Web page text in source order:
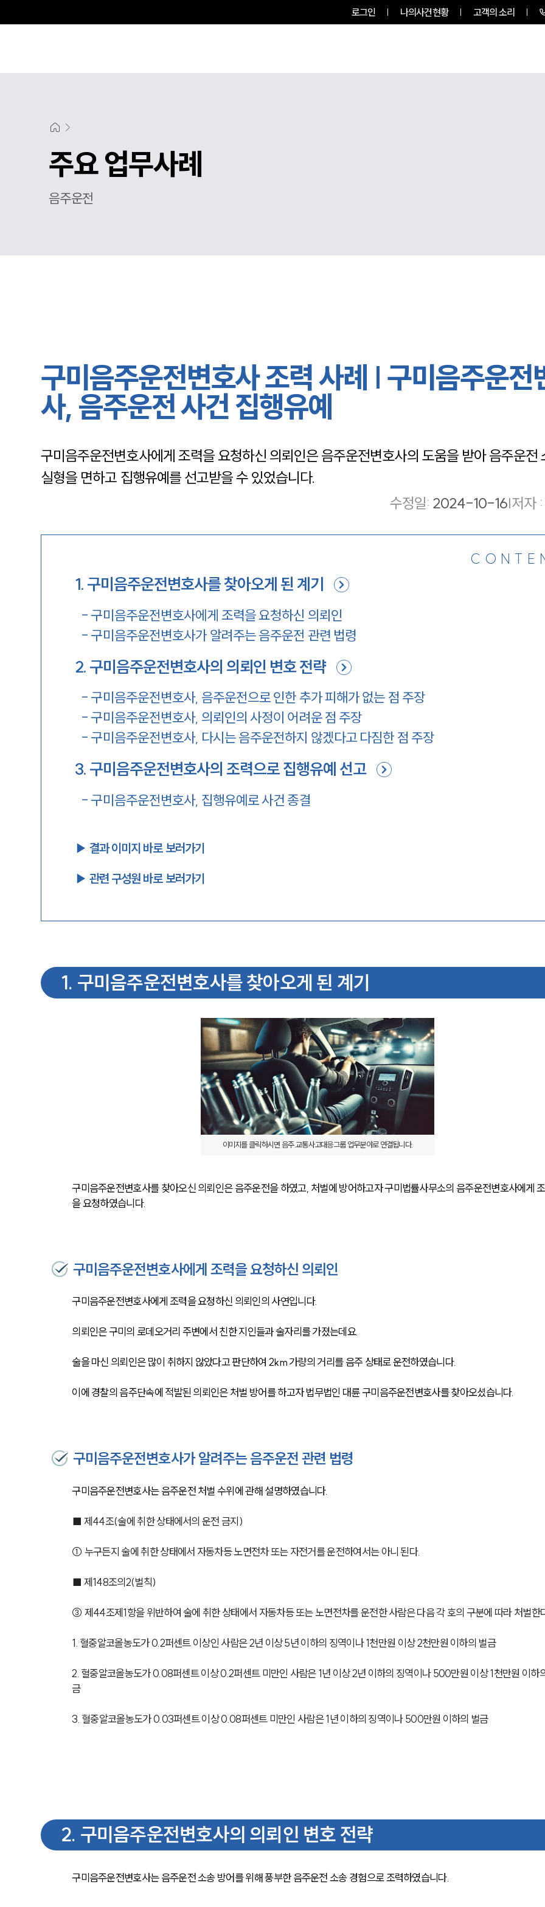
로그인 나의사건현황 고객의 소리
주요 업무사례
음주운전
구미음주운전변호사 조력 사례 | 구미음주운전
사, 음주운전 사건 집행유예
구미음주운전변호사에게 조력을 요청하신 의뢰인은 음주운전변호사의 도움을 받아 음주운전
실형을 면하고 집행유예를 선고받을 수 있었습니다.
수정일: 2024-10-16|저자 :
1. 구미음주운전변호사를 찾아오게 된 계기
- 구미음주운전변호사에게 조력을 요청하신 의뢰인
- 구미음주운전변호사가 알려주는 음주운전 관련 법령
2. 구미음주운전변호사의 의뢰인 변호 전략
- 구미음주운전변호사, 음주운전으로 인한 추가 피해가 없는 점 주장
- 구미음주운전변호사, 의뢰인의 사정이 어려운 점 주장
- 구미음주운전변호사, 다시는 음주운전하지 않겠다고 다짐한 점 주장
3. 구미음주운전변호사의 조력으로 집행유예 선고
- 구미음주운전변호사, 집행유예로 사건 종결
▶︎ 결과 이미지 바로 보러가기
▶︎ 관련 구성원 바로 보러가기
1. 구미음주운전변호사를 찾아오게 된 계기
이미지를 클릭하시면 음주.교통사고대응그룹 업무분야로 연결됩니다.
구미음주운전변호사를 찾아오신 의뢰인은 음주운전을 하였고, 처벌에 방어하고자 구미법률사무소의 음주운전변호사에게
을 요청하였습니다.
구미음주운전변호사에게 조력을 요청하신 의뢰인
구미음주운전변호사에게 조력을 요청하신 의뢰인의 사연입니다.
의뢰인은 구미의 로데오거리 주변에서 친한 지인들과 술자리를 가졌는데요.
술을 마신 의뢰인은 많이 취하지 않았다고 판단하여 2km 가량의 거리를 음주 상태로 운전하였습니다.
이에 경찰의 음주단속에 적발된 의뢰인은 처벌 방어를 하고자 법무법인 대륜 구미음주운전변호사를 찾아오셨습니다.
구미음주운전변호사가 알려주는 음주운전 관련 법령
구미음주운전변호사는 음주운전 처벌 수위에 관해 설명하였습니다.
■ 제44조(술에 취한 상태에서의 운전 금지)
① 누구든지 술에 취한 상태에서 자동차등 노면전차 또는 자전거를 운전하여서는 아니 된다.
■ 제148조의2(벌칙)
③ 제44조제1항을 위반하여 술에 취한 상태에서 자동차등 또는 노면전차를 운전한 사람은 다음 각 호의 구분에 따라 처벌한
1. 혈중알코올농도가 0.2퍼센트 이상인 사람은 2년 이상 5년 이하의 징역이나 1천만원 이상 2천만원 이하의 벌금
2. 혈중알코올농도가 0.08퍼센트 이상 0.2퍼센트 미만인 사람은 1년 이상 2년 이하의 징역이나 500만원 이상 1천만원 이하
금
3. 혈중알코올농도가 0.03퍼센트 이상 0.08퍼센트 미만인 사람은 1년 이하의 징역이나 500만원 이하의 벌금
2. 구미음주운전변호사의 의뢰인 변호 전략
구미음주운전변호사는 음주운전 소송 방어를 위해 풍부한 음주운전 소송 경험으로 조력하였습니다.